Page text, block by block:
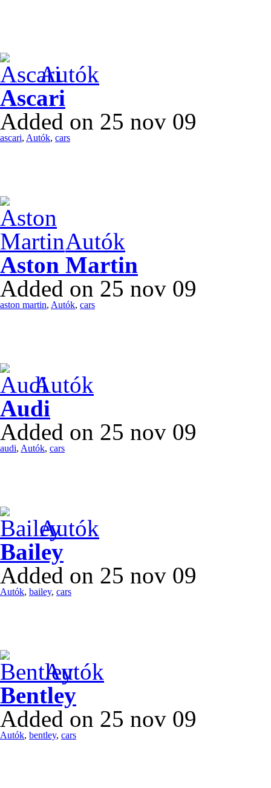
Autók
Ascari
Added on 25 nov 09
ascari, Autók, cars
Autók
Aston Martin
Added on 25 nov 09
aston martin, Autók, cars
Autók
Audi
Added on 25 nov 09
audi, Autók, cars
Autók
Bailey
Added on 25 nov 09
Autók, bailey, cars
Autók
Bentley
Added on 25 nov 09
Autók, bentley, cars